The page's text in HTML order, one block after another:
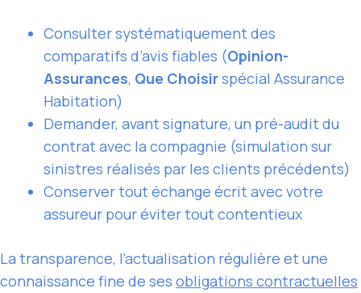
Consulter systématiquement des
comparatifs d’avis fiables (Opinion-
Assurances, Que Choisirspécial Assurance
Habitation)
Demander, avant signature, un pré-audit du
contrat avec la compagnie (simulation sur
sinistres réalisés par les clients précédents)
Conserver tout échange écrit avec votre
assureur pour éviter tout contentieux
La transparence, l’actualisation régulière et une
connaissance fine de ses obligations contractuelles